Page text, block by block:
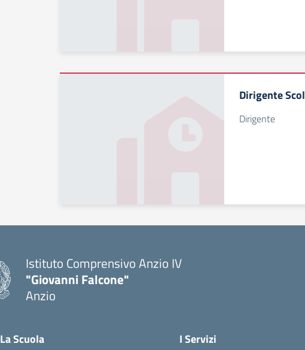
Dirigente
Dirigente
Istituto Comprensivo Anzio IV
"Giovanni Falcone"
Anzio
La Scuola I Servizi